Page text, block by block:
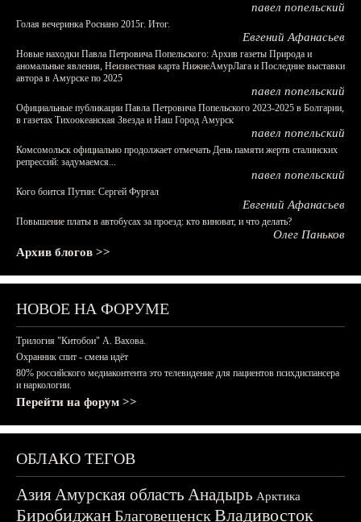
павел попельский
Голая вечеринка Роснано 2015г. Итог.
Евгений Афанасьев
Новые находки Павла Петровича Попельского: Архив газеты Природа и
аномальные явления, Неизвестная карта НижнеАмурЛага и Последние выставки
автора в Амурске по 2025
павел попельский
Официальные публикации Павла Петровича Попельского 2023-2025 в Болгарии,
в газетах Тихоокеанская Звезда и Наш Город Амурск
павел попельский
Комсомольск официально продолжает отмечать День памяти жертв сталинских
репрессий: задумаемся...
павел попельский
Кого боится Путин: Сергей Фургал
Евгений Афанасьев
Повышение платы в автобусах за проезд: кто виноват, и что делать?
Олег Паньков
Архив блогов >>
НОВОЕ НА ФОРУМЕ
Трилогия "Китобои" А. Вахова.
Охранник спит - смена идёт
80% российского медиаконтента это телевидение для пациентов психдиспансера
и наркологии.
Перейти на форум >>
ОБЛАКО ТЕГОВ
АзияАмурская область Анадырь Арктика
БиробиджанБлаговещенскВладивосток